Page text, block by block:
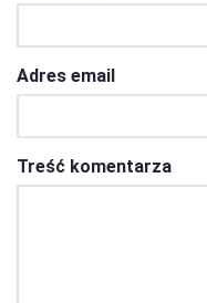
Adres email
Treść komentarza